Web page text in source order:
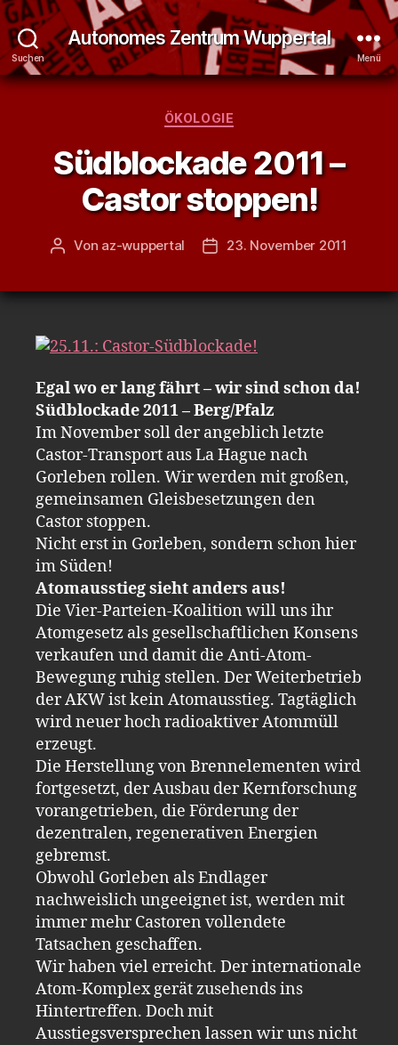
Suchen
Autonomes Zentrum Wuppertal
Menü
Kategorien
ÖKOLOGIE
Südblockade 2011 –
Castor stoppen!
Beitragsautor
Von az-wuppertal Veröffentlichungsdatum
23. November 2011
Egal wo er lang fährt – wir sind schon da!
Südblockade 2011 – Berg/Pfalz
Im November soll der angeblich letzte
Castor-Transport aus La Hague nach
Gorleben rollen. Wir werden mit großen,
gemeinsamen Gleisbesetzungen den
Castor stoppen.
Nicht erst in Gorleben, sondern schon hier
im Süden!
Atomausstieg sieht anders aus!
Die Vier-Parteien-Koalition will uns ihr
Atomgesetz als gesellschaftlichen Konsens
verkaufen und damit die Anti-Atom-
Bewegung ruhig stellen. Der Weiterbetrieb
der AKW ist kein Atomausstieg. Tagtäglich
wird neuer hoch radioaktiver Atommüll
erzeugt.
Die Herstellung von Brennelementen wird
fortgesetzt, der Ausbau der Kernforschung
vorangetrieben, die Förderung der
dezentralen, regenerativen Energien
gebremst.
Obwohl Gorleben als Endlager
nachweislich ungeeignet ist, werden mit
immer mehr Castoren vollendete
Tatsachen geschaffen.
Wir haben viel erreicht. Der internationale
Atom-Komplex gerät zusehends ins
Hintertreffen. Doch mit
Ausstiegsversprechen lassen wir uns nicht